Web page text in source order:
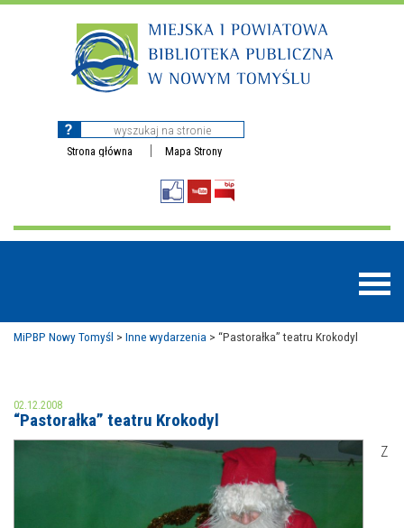
Strona główna Mapa Strony
MOJE KONTO
NAJBLIŻSZE WYDARZENIA
MiPBP Nowy Tomyśl > Inne wydarzenia > “Pastorałka” teatru Krokodyl
02.12.2008
“Pastorałka” teatru Krokodyl
Z